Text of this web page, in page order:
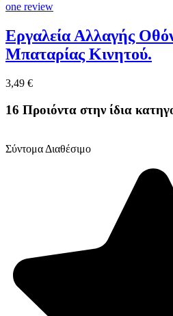
one review
Εργαλεία Αλλαγής
Μπαταρίας Κινητού.
3,49 €
16 Προιόντα στην ίδια
Σύντομα Διαθέσιμο